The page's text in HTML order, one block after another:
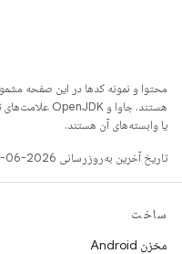
محتوا و نمونه کدها در این صفحه
یا وابسته‌های آن هستند.
تاریخ آخرین به‌روزرسانی 2026-06-18 به‌وقت ساعت هماهنگ جهانی.
ساخت
مخزن Android